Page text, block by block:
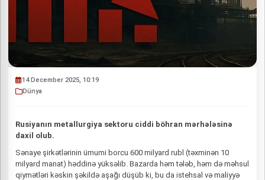
14 December 2025, 10:19
Dünya
Rusiyanın metallurgiya sektoru ciddi böhran mərhələsinə
daxil olub.
Sənaye şirkətlərinin ümumi borcu 600 milyard rubl (təxminən 10
milyard manat) həddinə yüksəlib. Bazarda həm tələb, həm də məhsul
qiymətləri kəskin şəkildə aşağı düşüb ki, bu da istehsal və maliyyə